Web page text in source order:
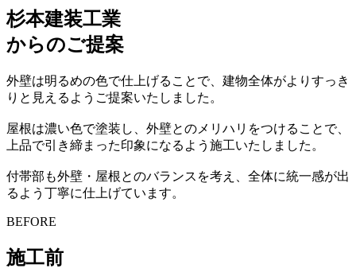
杉本建装工業
からのご提案
外壁は明るめの色で仕上げることで、建物全体がよりすっき
りと見えるようご提案いたしました。
屋根は濃い色で塗装し、外壁とのメリハリをつけることで、
上品で引き締まった印象になるよう施工いたしました。
付帯部も外壁・屋根とのバランスを考え、全体に統一感が出
るよう丁寧に仕上げています。
BEFORE
施工前